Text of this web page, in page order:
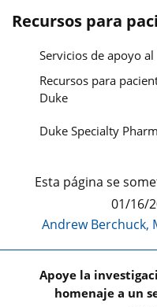
Recursos para
Servicios de apoyo
Recursos para
Duke
Duke Specialty
Esta página se
01/16/
Andrew Berchuck,
Apoye la
homenaje a un